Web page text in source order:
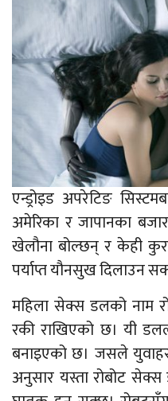
एन्ड्रोइड अपरेटिङ
अमेरिका र जापानका
खेलौना बोल्छन् र केही
पर्याप्त यौनसुख दिलाउन
महिला सेक्स डलको नाम
रकी राखिएको छ। यी
बनाइएको छ। जसले
अनुसार यस्ता रोबोट